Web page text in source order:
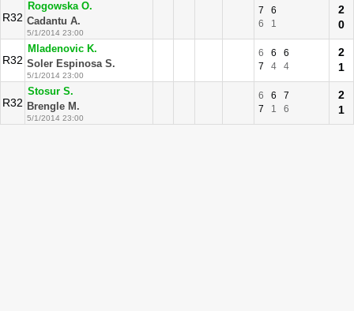
R32
Rogowska O.
Cadantu A.
5/1/2014 23:00
7
6
6
1
2
0
R32
Mladenovic K.
Soler Espinosa S.
5/1/2014 23:00
6 6
6
7
4 4
2
1
R32
Stosur S.
Brengle M.
5/1/2014 23:00
6 6
7
7
1 6
2
1